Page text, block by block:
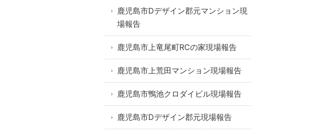
鹿児島市Dデザイン郡元マンション現
場報告
鹿児島市上竜尾町RCの家現場報告
鹿児島市上荒田マンション現場報告
鹿児島市鴨池クロダイビル現場報告
鹿児島市Dデザイン郡元現場報告